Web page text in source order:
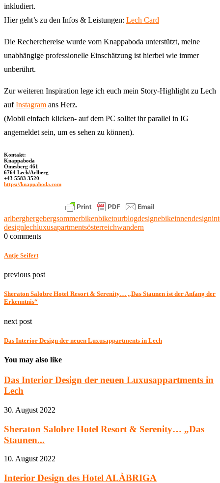
inkludiert.
Hier geht’s zu den Infos & Leistungen: Lech Card
Die Recherchereise wurde vom Knappaboda unterstützt, meine
unabhängige professionelle Einschätzung ist hierbei wie immer
unberührt.
Zur weiteren Inspiration lege ich euch mein Story-Highlight zu Lech
aufInstagram ans Herz.
(Mobil einfach klicken- auf dem PC solltet ihr parallel in IG
angemeldet sein, um es sehen zu können).
Kontakt:
Knappaboda
Omesberg 461
6764 Lech/Arlberg
+43 5583 3520
https://knappaboda.com
arlbergbergebergsommerbikenbiketourblogdesignebikeinnendesign
designlechluxusapartmentsösterreichwandern
0 comments
Antje Seifert
previous post
Sheraton Salobre Hotel Resort & Serenity… „Das Staunen ist der Anfang der
Erkenntnis“
next post
Das Interior Design der neuen Luxusappartments in Lech
You may also like
Das Interior Design der neuen Luxusappartments in
Lech
30. August 2022
Sheraton Salobre Hotel Resort & Serenity… „Das
Staunen...
10. August 2022
Interior Design des Hotel ALÀBRIGA